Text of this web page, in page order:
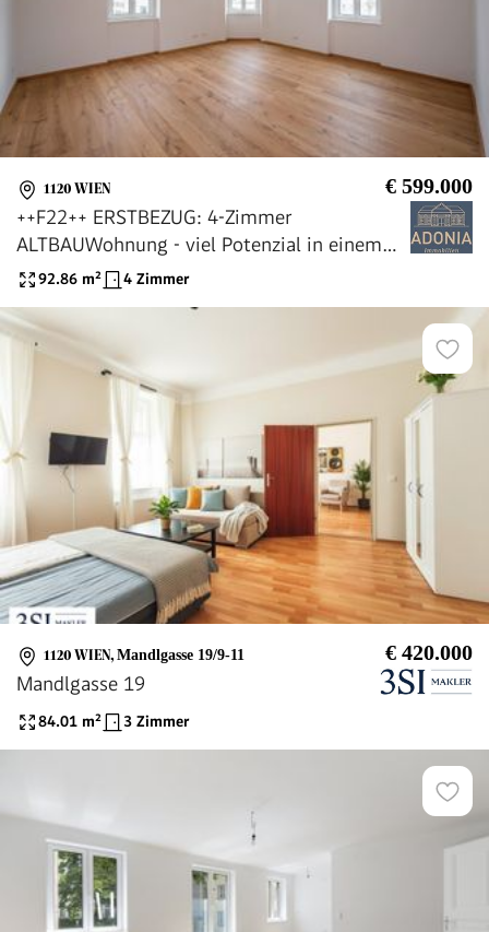
1120 WIEN € 599.000
++F22++ ERSTBEZUG: 4-Zimmer
ALTBAUWohnung - viel Potenzial in einem
fantastischem Haus
92.86 m² 4 Zimmer
1120 WIEN, Mandlgasse 19/9-11 € 420.000
Mandlgasse 19
84.01 m² 3 Zimmer